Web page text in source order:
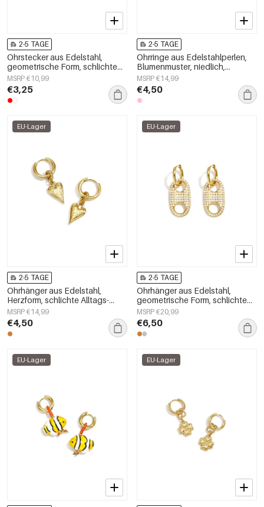
2-5 TAGE
Ohrstecker aus Edelstahl,
geometrische Form, schlichte
Alltags-Serie, Damenschmuck
MSRP €10,99
€3,25
2-5 TAGE
Ohrringe aus Edelstahlperlen,
Blumenmuster, niedlich,
schlicht, Damenschmuck
MSRP €14,99
€4,50
EU-Lager
2-5 TAGE
Ohrhänger aus Edelstahl,
Herzform, schlichte Alltags-
Serie, Damenschmuck
MSRP €14,99
€4,50
EU-Lager
2-5 TAGE
Ohrhänger aus Edelstahl,
geometrische Form, schlichte
Alltags-Serie, Damenschmuck
MSRP €20,99
€6,50
EU-Lager EU-Lager